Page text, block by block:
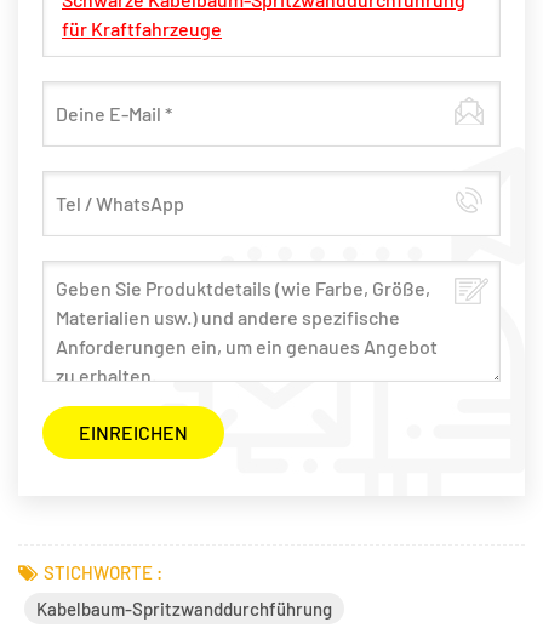
für Kraftfahrzeuge
STICHWORTE :
Kabelbaum-Spritzwanddurchführung